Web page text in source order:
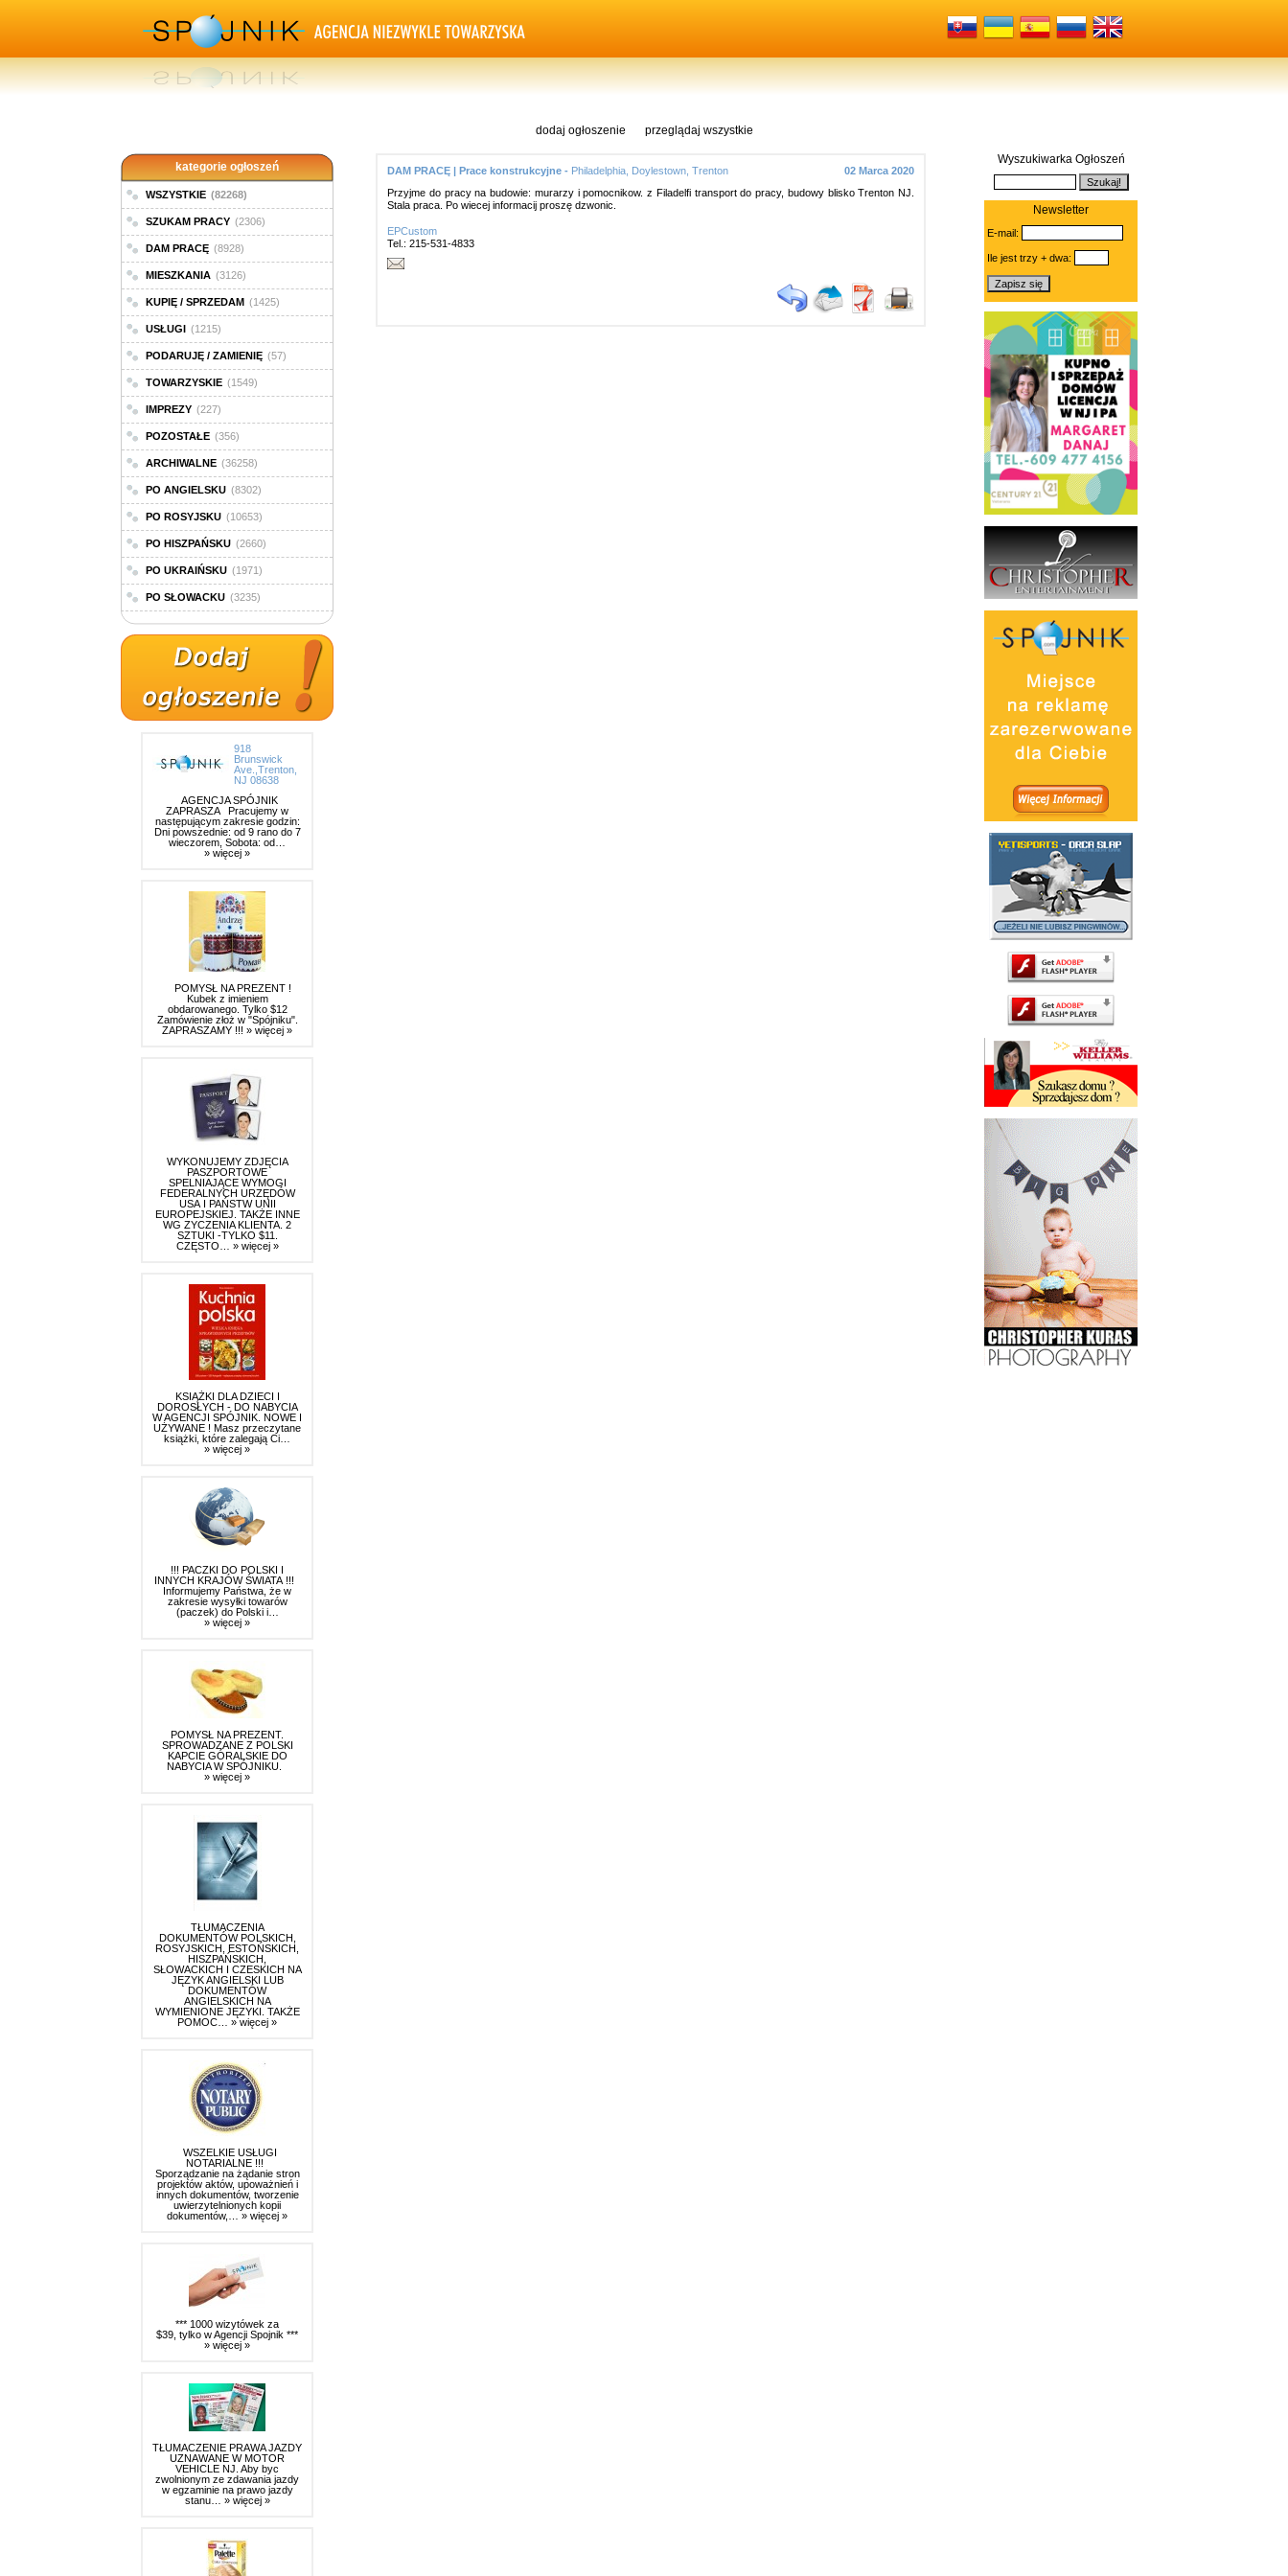
dodaj ogłoszenie przeglądaj wszystkie
kategorie ogłoszeń
WSZYSTKIE (82268)
SZUKAM PRACY (2306)
DAM PRACĘ (8928)
MIESZKANIA (3126)
KUPIĘ / SPRZEDAM (1425)
USŁUGI (1215)
PODARUJĘ / ZAMIENIĘ (57)
TOWARZYSKIE (1549)
IMPREZY (227)
POZOSTAŁE (356)
ARCHIWALNE (36258)
PO ANGIELSKU (8302)
PO ROSYJSKU (10653)
PO HISZPAŃSKU (2660)
PO UKRAIŃSKU (1971)
PO SŁOWACKU (3235)
918
Brunswick
Ave.,Trenton,
NJ 08638
AGENCJA SPÓJNIK
ZAPRASZA Pracujemy w
następującym zakresie godzin:
Dni powszednie: od 9 rano do 7
wieczorem, Sobota: od…
» więcej »
POMYSŁ NA PREZENT !
Kubek z imieniem
obdarowanego. Tylko $12
Zamówienie złoż w "Spójniku".
ZAPRASZAMY !!! » więcej »
WYKONUJEMY ZDJĘCIA
PASZPORTOWE
SPELNIAJĄCE WYMOGI
FEDERALNYCH URZĘDÓW
USA I PAŃSTW UNII
EUROPEJSKIEJ. TAKŻE INNE
WG ZYCZENIA KLIENTA. 2
SZTUKI -TYLKO $11.
CZĘSTO… » więcej »
KSIĄŻKI DLA DZIECI I
DOROSŁYCH - DO NABYCIA
W AGENCJI SPÓJNIK. NOWE I
UŻYWANE ! Masz przeczytane
książki, które zalegają Ci…
» więcej »
!!! PACZKI DO POLSKI I
INNYCH KRAJÓW ŚWIATA !!!
Informujemy Państwa, że w
zakresie wysyłki towarów
(paczek) do Polski i…
» więcej »
POMYSŁ NA PREZENT.
SPROWADZANE Z POLSKI
KAPCIE GÓRALSKIE DO
NABYCIA W SPÓJNIKU.
» więcej »
TŁUMACZENIA
DOKUMENTÓW POLSKICH,
ROSYJSKICH, ESTOŃSKICH,
HISZPAŃSKICH,
SŁOWACKICH I CZESKICH NA
JĘZYK ANGIELSKI LUB
DOKUMENTÓW
ANGIELSKICH NA
WYMIENIONE JĘZYKI. TAKŻE
POMOC… » więcej »
WSZELKIE USŁUGI
NOTARIALNE !!!
Sporządzanie na żądanie stron
projektów aktów, upoważnień i
innych dokumentów, tworzenie
uwierzytelnionych kopii
dokumentów,… » więcej »
*** 1000 wizytówek za
$39, tylko w Agencji Spojnik ***
» więcej »
TŁUMACZENIE PRAWA JAZDY
UZNAWANE W MOTOR
VEHICLE NJ. Aby byc
zwolnionym ze zdawania jazdy
w egzaminie na prawo jazdy
stanu… » więcej »
DAM PRACĘ | Prace konstrukcyjne - Philadelphia, Doylestown, Trenton
02 Marca 2020
Przyjme do pracy na budowie: murarzy i pomocnikow. z Filadelfi transport do pracy, budowy blisko Trenton NJ.
Stala praca. Po wiecej informacij proszę dzwonic.
EPCustom
Tel.: 215-531-4833
Wyszukiwarka Ogłoszeń
Newsletter
E-mail:
Ile jest trzy + dwa: